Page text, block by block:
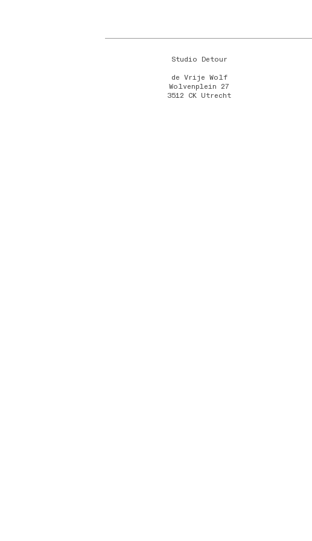
Studio Detour
de Vrije Wolf
Wolvenplein 27
3512 CK Utrecht